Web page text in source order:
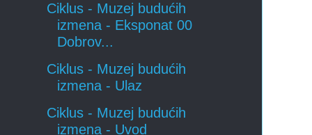
Ciklus - Muzej budućih
izmena - Eksponat 00
Dobrov...
Ciklus - Muzej budućih
izmena - Ulaz
Ciklus - Muzej budućih
izmena - Uvod